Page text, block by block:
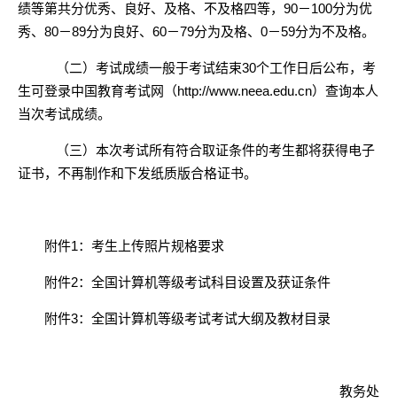
绩等第共分优秀、良好、及格、不及格四等， 90－100分为优
秀、80－89分为良好、60－79分为及格、0－59分为不及格。
（二）考试成绩一般于考试结束30个工作日后公布，考
生可登录中国教育考试网（http://www.neea.edu.cn）查询本人
当次考试成绩。
（三）本次考试所有符合取证条件的考生都将获得电子
证书，不再制作和下发纸质版合格证书。
附件1：考生上传照片规格要求
附件2：全国计算机等级考试科目设置及获证条件
附件3：全国计算机等级考试考试大纲及教材目录
教务处